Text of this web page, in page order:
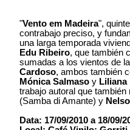
"Vento em Madeira",
contrabajo preciso, y
una larga temporada
Edu Ribeiro, que también
sumadas a los vientos de
Cardoso, ambos también
Mónica Salmasoy Liliana
trabajo autoral que
(Samba di Amante) y
Data: 17/09/2010 a 18/09/